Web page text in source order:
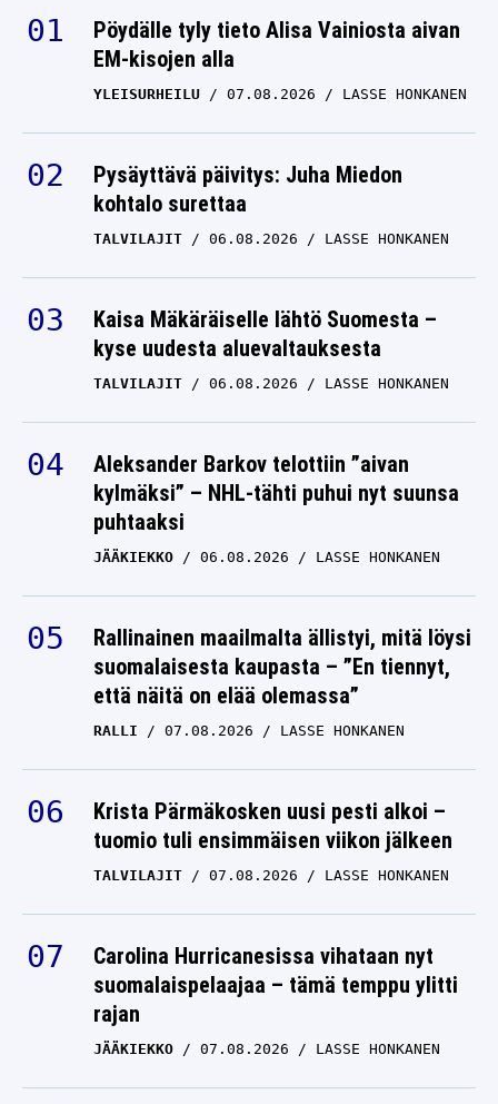
Pöydälle tyly tieto Alisa Vainiosta aivan
EM-kisojen alla
YLEISURHEILU 07.08.2026 LASSE HONKANEN
Pysäyttävä päivitys: Juha Miedon
kohtalo surettaa
TALVILAJIT 06.08.2026 LASSE HONKANEN
Kaisa Mäkäräiselle lähtö Suomesta –
kyse uudesta aluevaltauksesta
TALVILAJIT 06.08.2026 LASSE HONKANEN
Aleksander Barkov telottiin ”aivan
kylmäksi” – NHL-tähti puhui nyt suunsa
puhtaaksi
JÄÄKIEKKO 06.08.2026 LASSE HONKANEN
Rallinainen maailmalta ällistyi, mitä löysi
suomalaisesta kaupasta – ”En tiennyt,
että näitä on elää olemassa”
RALLI 07.08.2026 LASSE HONKANEN
Krista Pärmäkosken uusi pesti alkoi –
tuomio tuli ensimmäisen viikon jälkeen
TALVILAJIT 07.08.2026 LASSE HONKANEN
Carolina Hurricanesissa vihataan nyt
suomalaispelaajaa – tämä temppu ylitti
rajan
JÄÄKIEKKO 07.08.2026 LASSE HONKANEN